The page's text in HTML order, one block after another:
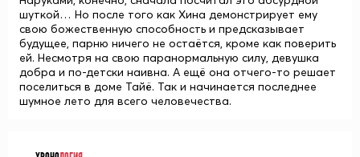
шуткой… Но после того как Хина демонстрирует ему
свою божественную способность и предсказывает
будущее, парню ничего не остаётся, кроме как поверить
ей. Несмотря на свою паранормальную силу, девушка
добра и по-детски наивна. А ещё она отчего-то решает
поселиться в доме Тайё. Так и начинается последнее
шумное лето для всего человечества.